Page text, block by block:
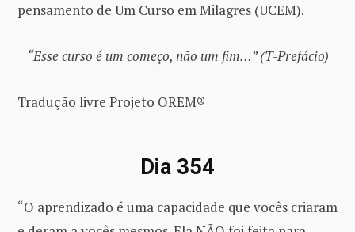
pensamento de Um Curso em Milagres (UCEM).
“Esse curso é um começo, não um fim…” (T-Prefácio)
Tradução livre Projeto OREM®
Dia 354
“O aprendizado é uma capacidade que vocês criaram